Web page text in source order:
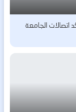
اتصالات الجامعة